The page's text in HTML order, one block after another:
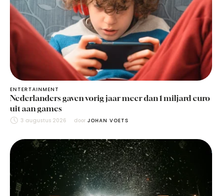
ENTERTAINMENT
Nederlanders gaven vorig jaar meer dan 1 miljard euro
uit aan games
3 augustus 2026 door JOHAN VOETS